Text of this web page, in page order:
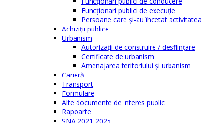
Funcționari publici de execuție
Persoane care şi-au încetat activitatea
Achiziţii publice
Urbanism
Autorizații de construire / desființare
Certificate de urbanism
Amenajarea teritoriului şi urbanism
Carieră
Transport
Formulare
Alte documente de interes public
Rapoarte
SNA 2021-2025